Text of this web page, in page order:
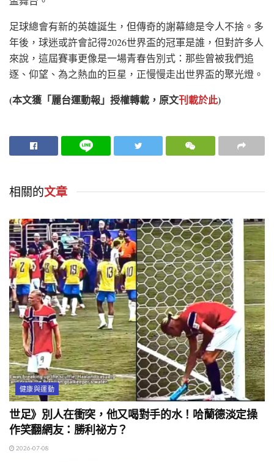
足球總會有新的英雄誕生，但傳奇的謝幕總是令人不捨。多
年後，球迷或許會記得2026世界盃的冠軍是誰，但對許多人
來說，這屆賽事更像是一場青春告別式：那些曾被我們追
逐、仰望、為之熱血的巨星，正慢慢走出世界盃的聚光燈。
(本文獲「麗台運動報」授權轉載，原文刊載於此)
相關的文章
健康與運動
世足》別人在衝突，他又喝對手的水！哈蘭德淡定操
作笑翻網友：勝利祕方？
2026-07-08